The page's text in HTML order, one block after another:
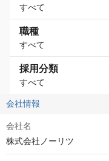
すべて
職種
すべて
採用分類
すべて
会社情報
会社名
株式会社ノーリツ